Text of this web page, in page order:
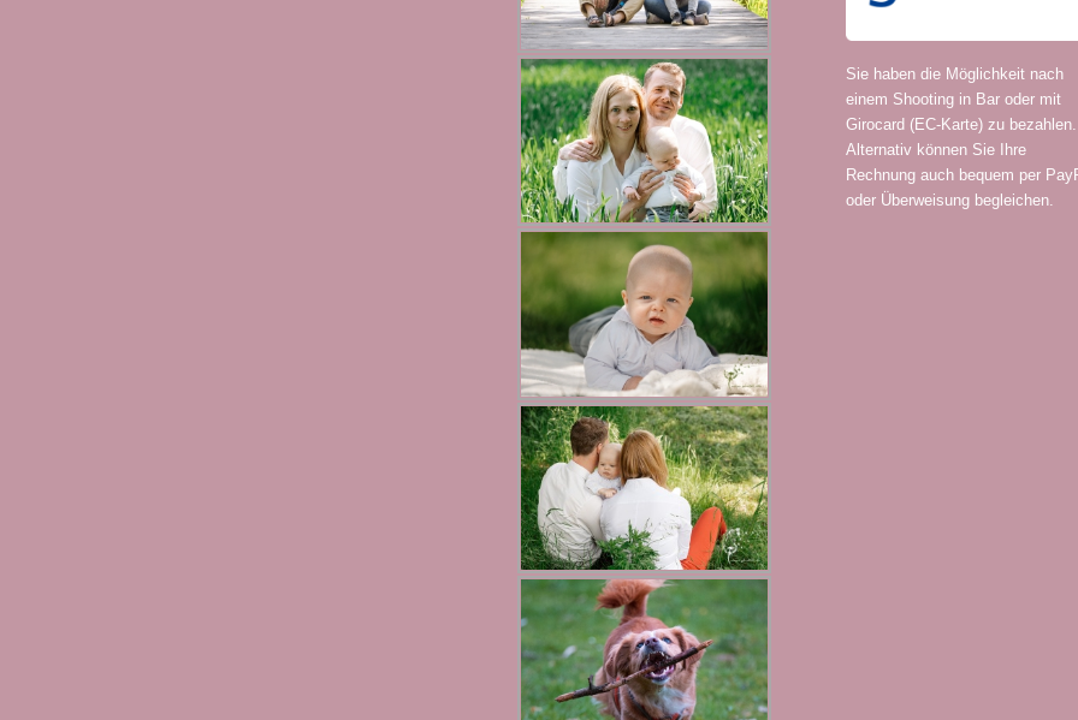
Sie haben die Möglichkeit nach
einem Shooting in Bar oder mit
Girocard (EC-Karte) zu bezahlen.
Alternativ können Sie Ihre
Rechnung auch bequem per
oder Überweisung begleichen.